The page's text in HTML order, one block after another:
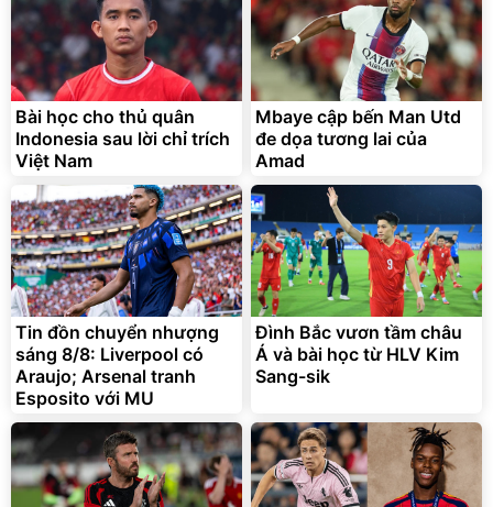
Bài học cho thủ quân
Indonesia sau lời chỉ trích
Việt Nam
Mbaye cập bến Man Utd
đe dọa tương lai của
Amad
Tin đồn chuyển nhượng
sáng 8/8: Liverpool có
Araujo; Arsenal tranh
Esposito với MU
Đình Bắc vươn tầm châu
Á và bài học từ HLV Kim
Sang-sik